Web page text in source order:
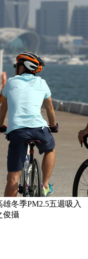
冬季PM2.5五週吸入
俊攝